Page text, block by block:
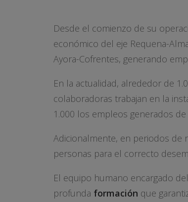
Desde el comienzo de su
económico del eje Requena-
Ayora-Cofrentes, generando
En la actualidad, alrededor de
colaboradoras trabajan en la
1.000 los empleos generados
Adicionalmente, en periodos de
personas para el correcto
El equipo humano encargado
profunda formación que